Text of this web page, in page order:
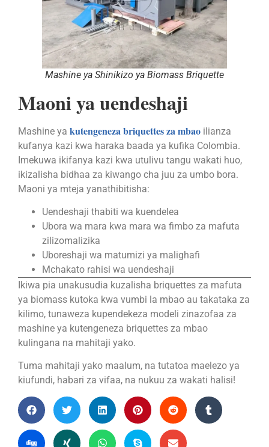
Mashine ya Shinikizo ya Biomass Briquette
Maoni ya uendeshaji
Mashine ya kutengeneza briquettes za mbao ilianza
kufanya kazi kwa haraka baada ya kufika Colombia.
Imekuwa ikifanya kazi kwa utulivu tangu wakati huo,
ikizalisha bidhaa za kiwango cha juu za umbo bora.
Maoni ya mteja yanathibitisha:
Uendeshaji thabiti wa kuendelea
Ubora wa mara kwa mara wa fimbo za mafuta
zilizomalizika
Uboreshaji wa matumizi ya malighafi
Mchakato rahisi wa uendeshaji
Ikiwa pia unakusudia kuzalisha briquettes za mafuta
ya biomass kutoka kwa vumbi la mbao au takataka za
kilimo, tunaweza kupendekeza modeli zinazofaa za
mashine ya kutengeneza briquettes za mbao
kulingana na mahitaji yako.
Tuma mahitaji yako maalum, na tutatoa maelezo ya
kiufundi, habari za vifaa, na nukuu za wakati halisi!